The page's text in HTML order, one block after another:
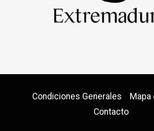
Condiciones Generales
Mapa
Contacto